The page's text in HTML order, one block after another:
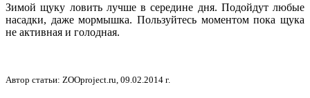
Зимой щуку ловить лучше в середине дня. Подойдут любые
насадки, даже мормышка. Пользуйтесь моментом пока щука
не активная и голодная.
Автор статьи: ZOOproject.ru, 09.02.2014 г.